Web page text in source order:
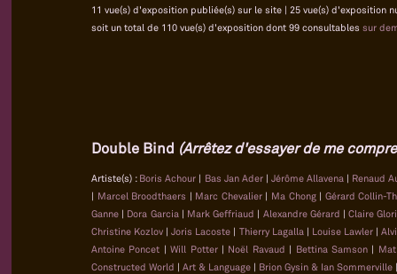
11 vue(s) d'exposition publiée(s) sur le site | 25 vue(s) d'exposition
soit un total de 110 vue(s) d'exposition dont 99 consultables sur
Double Bind (Arrêtez d'essayer de me
Artiste(s) : Boris Achour | Bas Jan Ader | Jérôme Allavena | Renaud
| Marcel Broodthaers | Marc Chevalier | Ma Chong | Gérard Collin-
Ganne | Dora Garcia | Mark Geffriaud | Alexandre Gérard |Claire
Christine Kozlov |Joris Lacoste | Thierry Lagalla | Louise Lawler |
Antoine Poncet |Will Potter | Noël Ravaud | Bettina Samson |
Constructed World | Art & Language | Brion Gysin & Ian Sommerville